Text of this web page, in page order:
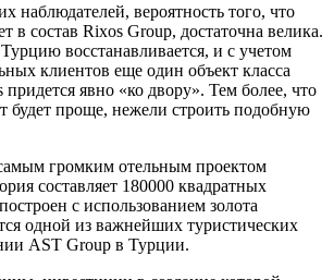
наблюдателей, вероятность того, что
в состав Rixos Group, достаточна велика.
восстанавливается, и с учетом
клиентов еще один объект класса
явно «ко двору». Тем более, что
будет проще, нежели строить подобную
громким отельным проектом
составляет 180000 квадратных
с использованием золота
одной из важнейших туристических
AST Group в Турции.